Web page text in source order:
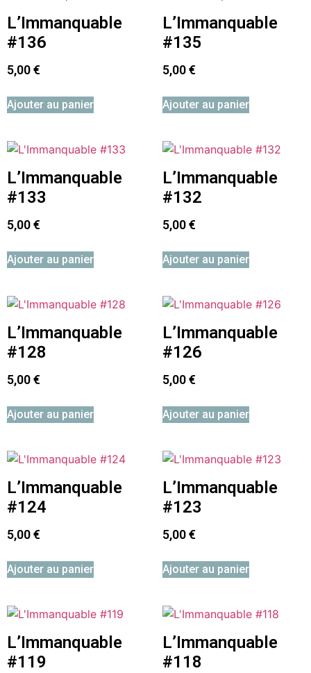
L’Immanquable
#136
5,00€
Ajouter au panier
L’Immanquable
#135
5,00€
Ajouter au panier
L’Immanquable
#133
5,00€
Ajouter au panier
L’Immanquable
#132
5,00€
Ajouter au panier
L’Immanquable
#128
5,00€
Ajouter au panier
L’Immanquable
#126
5,00€
Ajouter au panier
L’Immanquable
#124
5,00€
Ajouter au panier
L’Immanquable
#123
5,00€
Ajouter au panier
L’Immanquable
#119
L’Immanquable
#118